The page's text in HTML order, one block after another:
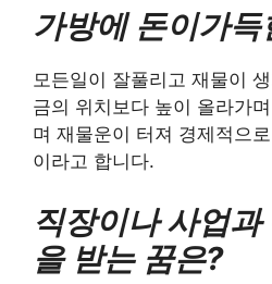
가방에 돈이가득
모든일이 잘풀리고 재물이
금의 위치보다 높이 올라가
며 재물운이 터져 경제적으
이라고 합니다.
직장이나 사업
을 받는 꿈은?